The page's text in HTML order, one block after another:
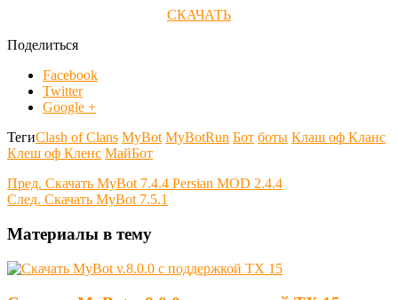
СКАЧАТЬ
Поделиться
Facebook
Twitter
Google +
ТегиClash of Clans MyBot MyBotRun Бот боты Клаш оф Кланс
Клеш оф Кленс МайБот
Пред. Скачать MyBot 7.4.4 Persian MOD 2.4.4
След. Скачать MyBot 7.5.1
Материалы в тему